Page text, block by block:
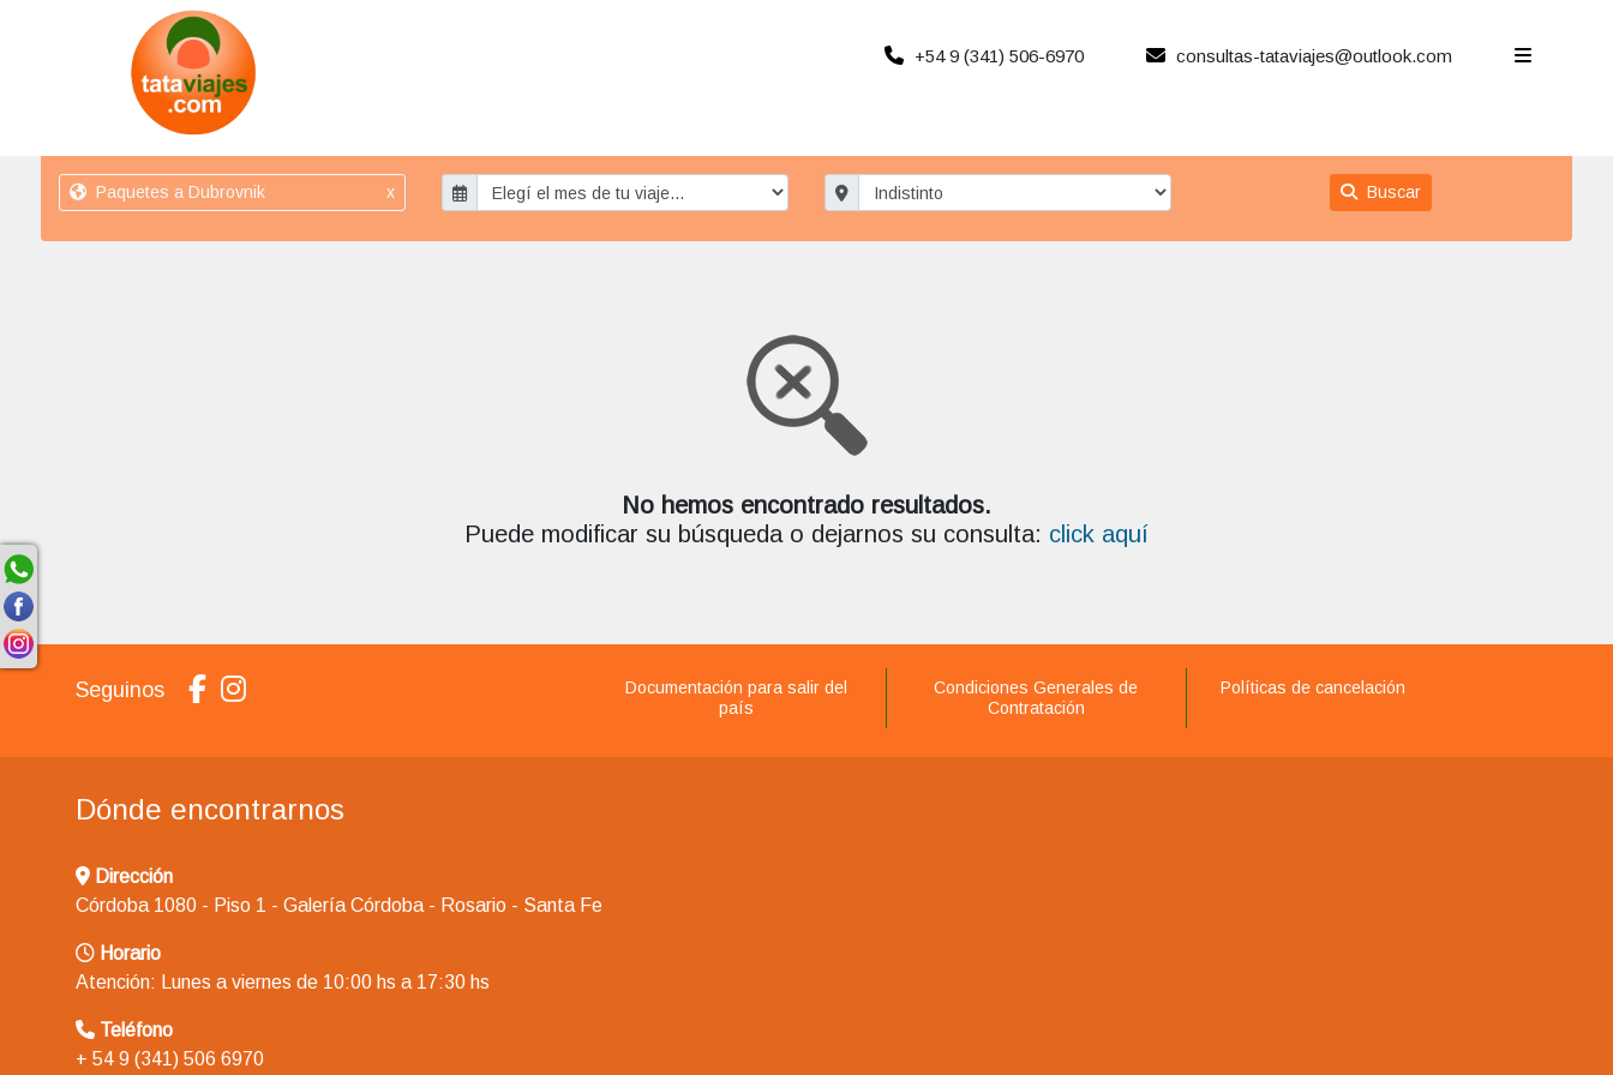
+54 9 (341) 506-6970 consultas-tataviajes@outlook.com
Paquetes a Dubrovnik x Buscar
No hemos encontrado resultados.
Puede modificar su búsqueda o dejarnos su consulta: click aquí
Seguinos
Documentación para salir del
país
Condiciones Generales de
Contratación
Políticas de cancelación
Dónde encontrarnos
Dirección
Córdoba 1080 - Piso 1 - Galería Córdoba - Rosario - Santa Fe
Horario
Atención: Lunes a viernes de 10:00 hs a 17:30 hs
Teléfono
+ 54 9 (341) 506 6970